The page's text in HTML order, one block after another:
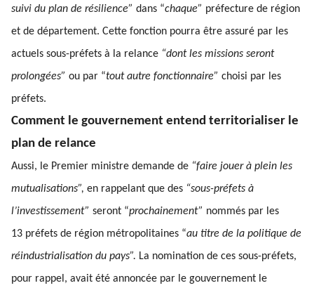
suivi du plan de résilience” dans “chaque” préfecture de région
et de département. Cette fonction pourra être assuré par les
actuels sous-préfets à la relance “dont les missions seront
prolongées” ou par “tout autre fonctionnaire” choisi par les
préfets.
Comment le gouvernement entend territorialiser le
plan de relance
Aussi, le Premier ministre demande de “faire jouer à plein les
mutualisations”, en rappelant que des “sous-préfets à
l’investissement” seront “prochainement” nommés par les
13 préfets de région métropolitaines “au titre de la politique de
réindustrialisation du pays”. La nomination de ces sous-préfets,
pour rappel, avait été annoncée par le gouvernement le